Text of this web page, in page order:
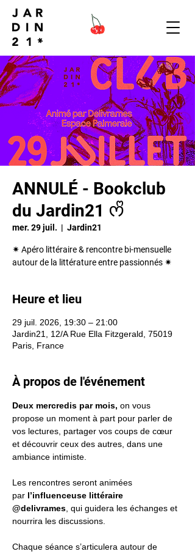
ANNULÉ - Bookclub
du Jardin21 ᰔᩚ
mer. 29 juil.
  |
Jardin21
✴︎ Apéro littéraire & rencontre bi-mensuelle
autour de la littérature entre passionnés ✴︎
Heure et lieu
29 juil. 2026, 19:30 – 21:00
Jardin21, 12/A Rue Ella Fitzgerald, 75019
Paris, France
À propos de l'événement
Deux mercredis par mois, on vous
propose un moment à part pour parler de
vos lectures, partager vos coups de cœur
et découvrir ceux des autres, dans une
ambiance intimiste.
Les rencontres seront animées
par l’influenceuse littéraire
@delivrames , qui guidera les échanges et
nourrira les discussions.
Chaque séance s’articulera autour de